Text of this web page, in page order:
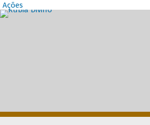
Ações